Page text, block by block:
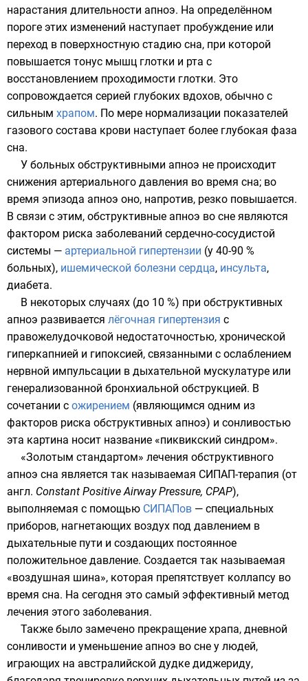
нарастания длительности апноэ. На определённом
пороге этих изменений наступает пробуждение или
переход в поверхностную стадию сна, при которой
повышается тонус мышц глотки и рта с
восстановлением проходимости глотки. Это
сопровождается серией глубоких вдохов, обычно с
сильным храпом. По мере нормализации показателей
газового состава крови наступает более глубокая фаза
сна.
У больных обструктивными апноэ не происходит
снижения артериального давления во время сна; во
время эпизода апноэ оно, напротив, резко повышается.
В связи с этим, обструктивные апноэ во сне являются
фактором риска заболеваний сердечно-сосудистой
системы — артериальной гипертензии (у 40-90 %
больных), ишемической болезни сердца, инсульта,
диабета.
В некоторых случаях (до 10 %) при обструктивных
апноэ развивается лёгочная гипертензия с
правожелудочковой недостаточностью, хронической
гиперкапнией и гипоксией, связанными с ослаблением
нервной импульсации в дыхательной мускулатуре или
генерализованной бронхиальной обструкцией. В
сочетании с ожирением (являющимся одним из
факторов риска обструктивных апноэ) и сонливостью
эта картина носит название «пиквикский синдром».
«Золотым стандартом» лечения обструктивного
апноэ сна является так называемая СИПАП-терапия (от
англ. Constant Positive Airway Pressure, CPAP),
выполняемая с помощью СИПАПов — специальных
приборов, нагнетающих воздух под давлением в
дыхательные пути и создающих постоянное
положительное давление. Создается так называемая
«воздушная шина», которая препятствует коллапсу во
время сна. На сегодня это самый эффективный метод
лечения этого заболевания.
Также было замечено прекращение храпа, дневной
сонливости и уменьшение апноэ во сне у людей,
играющих на австралийской дудке диджериду,